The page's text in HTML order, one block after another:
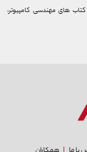
های مهندسی کامپیوتر،